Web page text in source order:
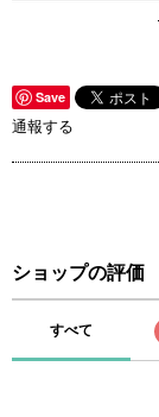
Save
通報する
ショップの評価
すべて